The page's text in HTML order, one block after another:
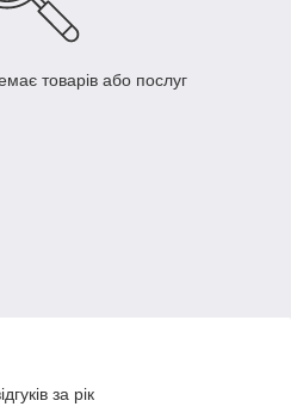
товарів або послуг
за рік